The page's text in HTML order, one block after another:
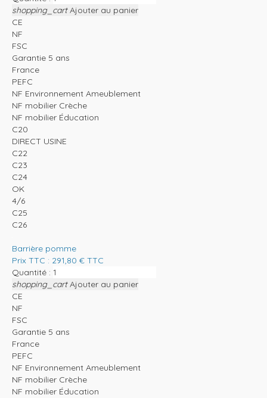
shopping_cart Ajouter au panier
CE
NF
FSC
Garantie 5 ans
France
PEFC
NF Environnement Ameublement
NF mobilier Crèche
NF mobilier Éducation
C20
DIRECT USINE
C22
C23
C24
OK
4/6
C25
C26
Barrière pomme
Prix TTC : 291,80 € TTC
Quantité :
shopping_cart Ajouter au panier
CE
NF
FSC
Garantie 5 ans
France
PEFC
NF Environnement Ameublement
NF mobilier Crèche
NF mobilier Éducation